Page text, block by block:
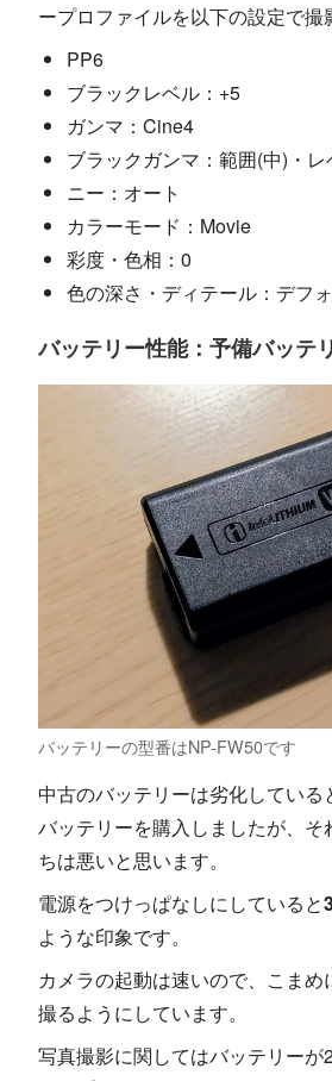
ープロファイルを以下の設定で撮
PP6
ブラックレベル：+5
ガンマ：Cine4
ブラックガンマ：範囲(中)・レ
ニー：オート
カラーモード：Movie
彩度・色相：0
色の深さ・ディテール：デフ
バッテリー性能：予備バッテ
バッテリーの型番はNP-FW50です
中古のバッテリーは劣化してい
バッテリーを購入しましたが、
ちは悪いと思います。
電源をつけっぱなしにしていると
ような印象です。
カメラの起動は速いので、こまめ
撮るようにしています。
写真撮影に関してはバッテリーが